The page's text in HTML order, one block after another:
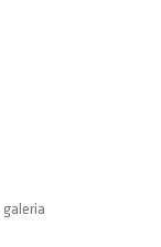
galeria